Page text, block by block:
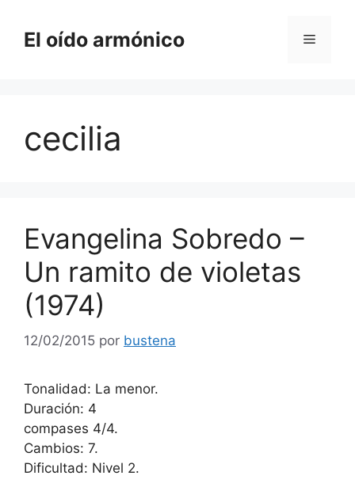
contenido
El oído armónico Menú
cecilia
Evangelina Sobredo –
Un ramito de violetas
(1974)
12/02/2015 por bustena
Tonalidad: La menor.
Duración: 4
compases 4/4.
Cambios: 7.
Dificultad: Nivel 2.